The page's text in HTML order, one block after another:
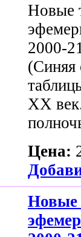
Новые
2000-
ХХ
Цена: